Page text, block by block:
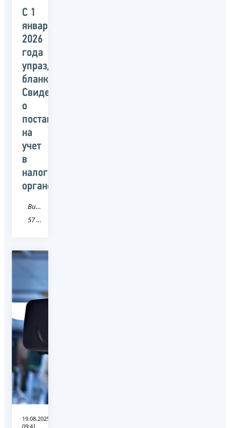
С 1
января
2026
года
упраздняется
бланк
Свидетельства
о
постановке
на
учет
в
налоговом
органе
Видео
57 Орловская область
19.08.2025
09:41